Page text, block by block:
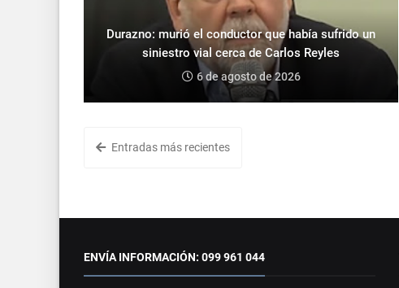
Durazno: murió el conductor que había sufrido un
siniestro vial cerca de Carlos Reyles
6 de agosto de 2026
Entradas más recientes
ENVÍA INFORMACIÓN: 099 961 044